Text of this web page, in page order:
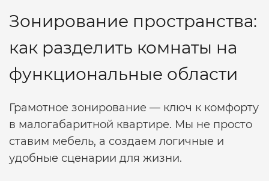
Зонирование пространства:
как разделить комнаты на
функциональные области
Грамотное зонирование — ключ к комфорту
в малогабаритной квартире. Мы не просто
ставим мебель, а создаем логичные и
удобные сценарии для жизни.